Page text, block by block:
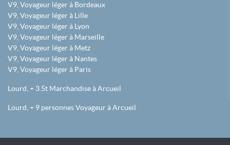
V9, Voyageur léger à Bordeaux
V9, Voyageur léger à Lille
V9, Voyageur léger à Lyon
V9, Voyageur léger à Marseille
V9, Voyageur léger à Metz
V9, Voyageur léger à Nantes
V9, Voyageur léger à Paris
Lourd, + 3.5t Marchandise à Arcueil
Lourd, + 9 personnes Voyageur à Arcueil